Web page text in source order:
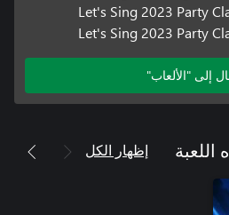
Let's Sing 2023 Party
Let's Sing 2023 Party
إلى "الألعاب"
اللعبة إظهار الكل